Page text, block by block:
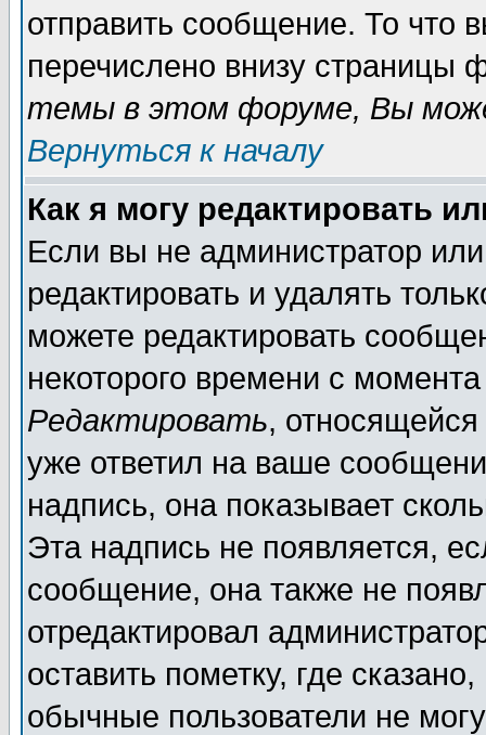
отправить сообщение. То что
перечислено внизу страницы
темы в этом форуме, Вы
Вернуться к началу
Как я могу редактировать
Если вы не администратор
редактировать и удалять
можете редактировать
некоторого времени с
Редактировать,
уже ответил на ваше
надпись, она показывает
Эта надпись не появляется,
сообщение, она также не
отредактировал
оставить пометку, где
обычные пользователи не